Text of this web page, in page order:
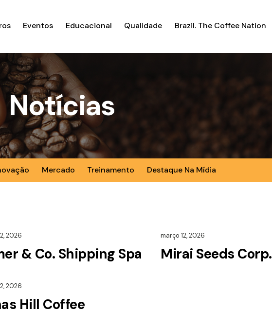
Eventos Educacional Qualidade Brazil. The Coffee Nation
Notícias
Mercado Treinamento Destaque Na Mídia
2026
& Co. Shipping Spa
março 12, 2026
Mirai Seeds Corp.
2026
Hill Coffee